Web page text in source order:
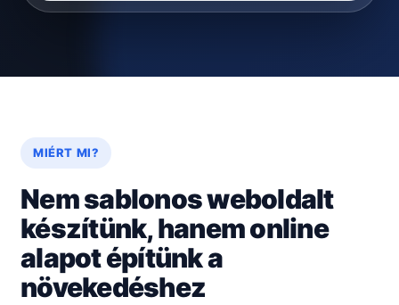
MIÉRT MI?
Nem sablonos weboldalt
készítünk, hanem online
alapot építünk a
növekedéshez